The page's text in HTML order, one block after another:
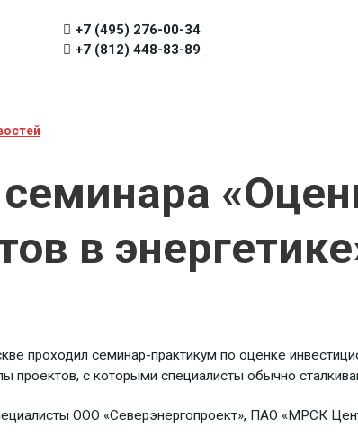
+7 (495) 276-00-34
+7 (812) 448-83-89
семинара
в
проходил семинар-практикум по оценке
проектов, с которыми специалисты обычно
ООО «Северэнергопроект», ПАО «МРСК